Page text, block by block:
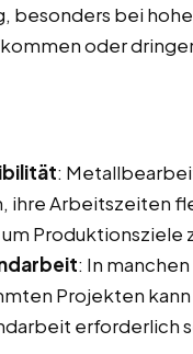
besonders bei
oder
:
ihre Arbeitszeiten
Produktionsziele
: In
Projekten kann
erforderlich